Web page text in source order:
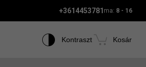
+3614453781 ma: 8 - 16
Kontraszt Kosár